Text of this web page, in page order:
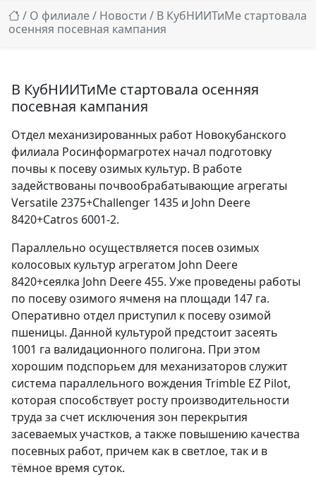
/ О филиале/ Новости / В КубНИИТиМе стартовала
осенняя посевная кампания
В КубНИИТиМе стартовала осенняя
посевная кампания
Отдел механизированных работ Новокубанского
филиала Росинформагротех начал подготовку
почвы к посеву озимых культур. В работе
задействованы почвообрабатывающие агрегаты
Versatile 2375+Challenger 1435 и John Deerе
8420+Catros 6001-2.
Параллельно осуществляется посев озимых
колосовых культур агрегатом John Deerе
8420+сеялка John Deerе 455. Уже проведены работы
по посеву озимого ячменя на площади 147 га.
Оперативно отдел приступил к посеву озимой
пшеницы. Данной культурой предстоит засеять
1001 га валидационного полигона. При этом
хорошим подспорьем для механизаторов служит
система параллельного вождения Trimble EZ Pilot,
которая способствует росту производительности
труда за счет исключения зон перекрытия
засеваемых участков, а также повышению качества
посевных работ, причем как в светлое, так и в
тёмное время суток.